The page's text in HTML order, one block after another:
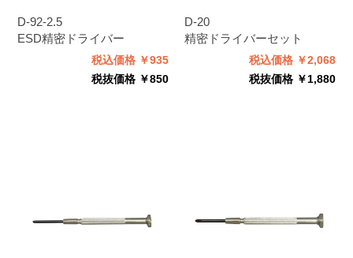
D-92-2.5
ESD精密ドライバー
税込価格 ￥935
税抜価格 ￥850
D-20
精密ドライバーセット
税込価格 ￥2,068
税抜価格 ￥1,880